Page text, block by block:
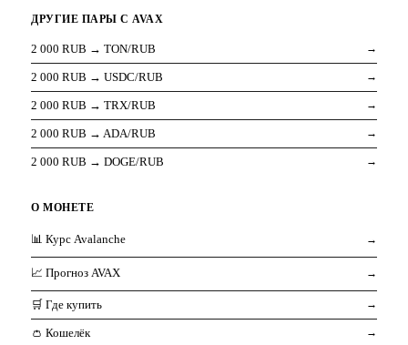
ДРУГИЕ ПАРЫ С AVAX
2 000 RUB → TON/RUB →
2 000 RUB → USDC/RUB →
2 000 RUB → TRX/RUB →
2 000 RUB → ADA/RUB →
2 000 RUB → DOGE/RUB →
О МОНЕТЕ
📊 Курс Avalanche →
📈 Прогноз AVAX →
🛒 Где купить →
👛 Кошелёк →